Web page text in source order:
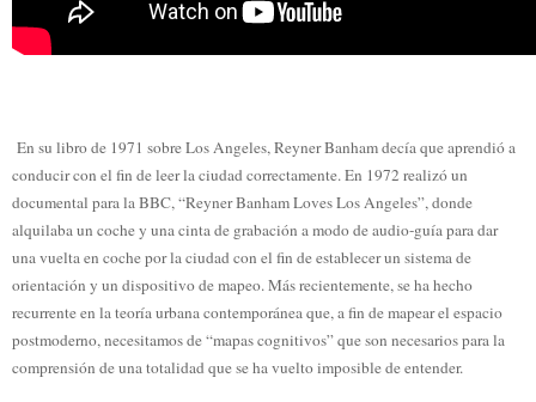
En su libro de 1971 sobre Los Angeles, Reyner Banham decía que aprendió a
conducir con el fin de leer la ciudad correctamente. En 1972 realizó un
documental para la BBC, “Reyner Banham Loves Los Angeles”, donde
alquilaba un coche y una cinta de grabación a modo de audio-guía para dar
una vuelta en coche por la ciudad con el fin de establecer un sistema de
orientación y un dispositivo de mapeo. Más recientemente, se ha hecho
recurrente en la teoría urbana contemporánea que, a fin de mapear el espacio
postmoderno, necesitamos de “mapas cognitivos” que son necesarios para la
comprensión de una totalidad que se ha vuelto imposible de entender.